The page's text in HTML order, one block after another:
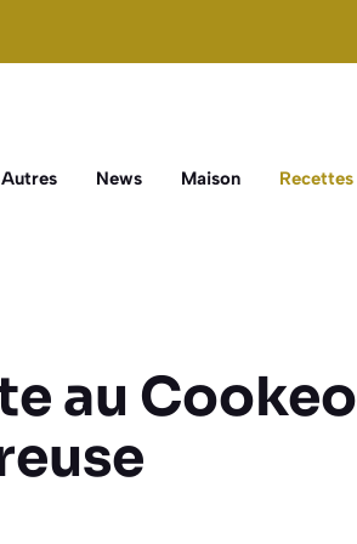
Autres News Maison Recettes
au Cookeo